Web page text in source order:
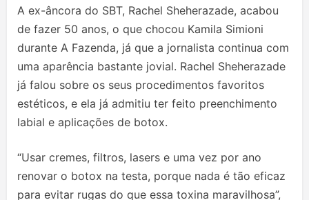
A ex-âncora do SBT, Rachel Sheherazade, acabou
de fazer 50 anos, o que chocou Kamila Simioni
durante A Fazenda, já que a jornalista continua com
uma aparência bastante jovial. Rachel Sheherazade
já falou sobre os seus procedimentos favoritos
estéticos, e ela já admitiu ter feito preenchimento
labial e aplicações de botox.
“Usar cremes, filtros, lasers e uma vez por ano
renovar o botox na testa, porque nada é tão eficaz
para evitar rugas do que essa toxina maravilhosa”,